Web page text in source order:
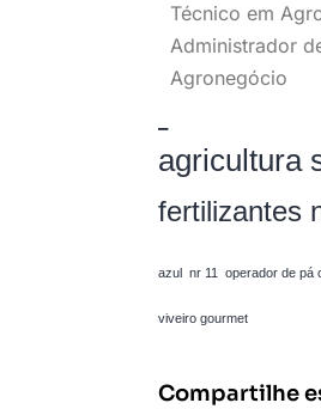
Técnico em
Administrador
Agronegócio
agricultura
fertilizantes
azul nr 11 operador de pá
viveiro gourmet
Compartilhe